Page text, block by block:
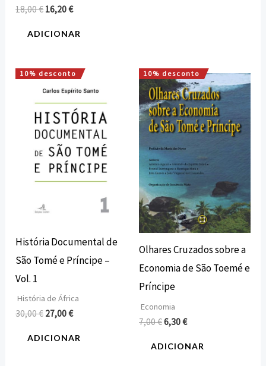
18,00€ 16,20€
ADICIONAR
10% desconto
História Documental de
São Tomé e Príncipe –
Vol. 1
História de África
30,00€
O
preço
original
era:
30,00 €.
27,00€
O
preço
atual
é:
27,00 €.
ADICIONAR
10% desconto
Olhares Cruzados sobre a
Economia de São Toemé e
Príncipe
Economia
7,00€
O
preço
original
era:
7,00 €.
6,30€
O
preço
atual
é:
6,30 €.
ADICIONAR